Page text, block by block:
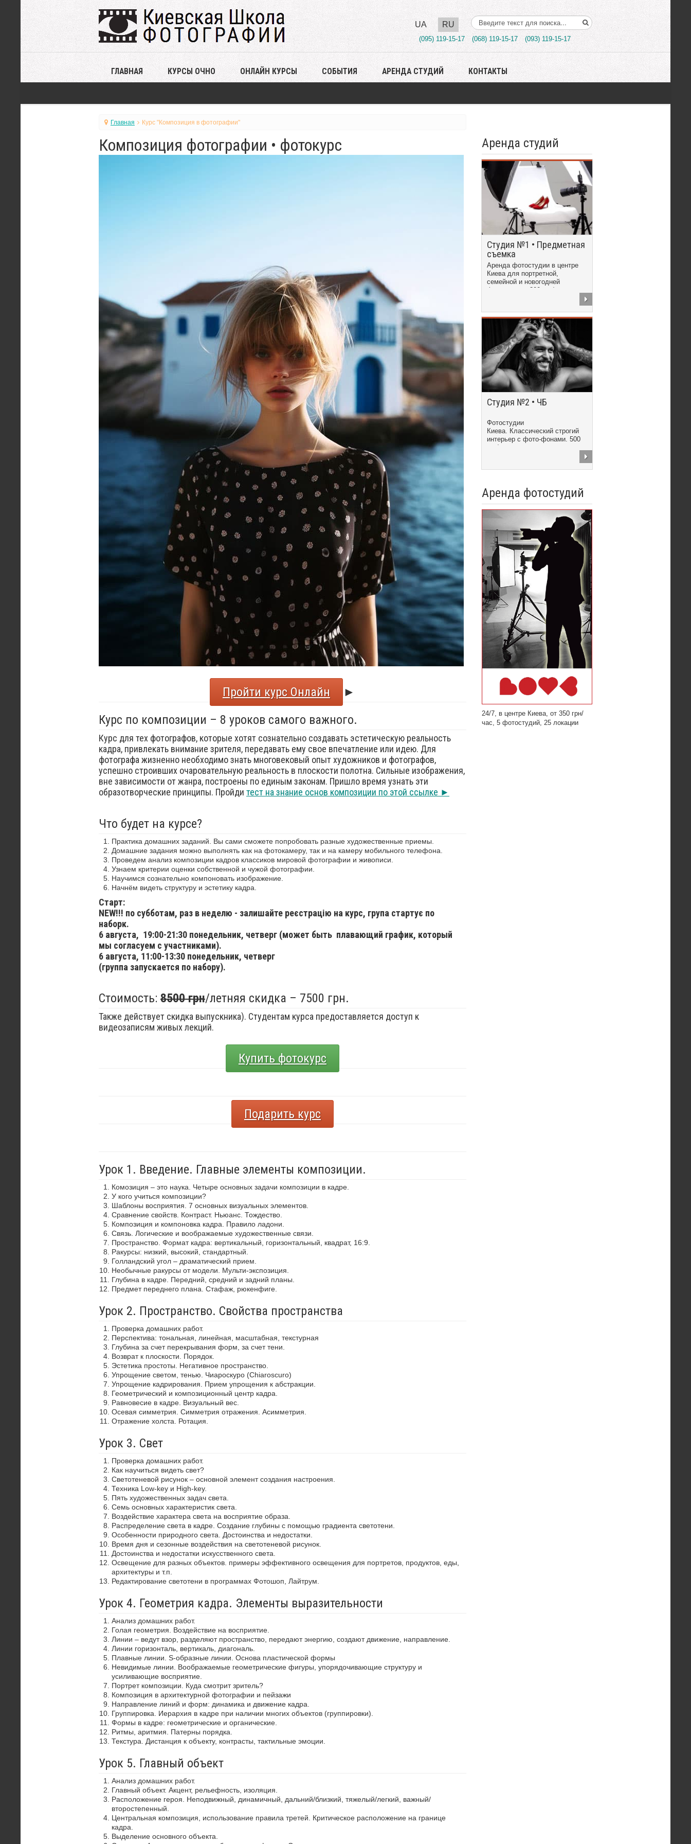
UA RU Поиск..
(095) 119-15-17 (068) 119-15-17 (093) 119-15-17
ГЛАВНАЯ КУРСЫ ОЧНО ОНЛАЙН КУРСЫ СОБЫТИЯ АРЕНДА СТУДИЙ КОНТАКТЫ
Главная Курс "Композиция в фотографии"
Композиция фотографии • фотокурс
Пройти курс Онлайн
►
Курс по композиции – 8 уроков самого важного.
Курс для тех фотографов, которые хотят сознательно создавать эстетическую реальность
кадра, привлекать внимание зрителя, передавать ему свое впечатление или идею. Для
фотографа жизненно необходимо знать многовековый опыт художников и фотографов,
успешно строивших очаровательную реальность в плоскости полотна. Сильные изображения,
вне зависимости от жанра, построены по единым законам. Пришло время узнать эти
образотворческие принципы. Пройди тест на знание основ композиции по этой ссылке ►
Что будет на курсе?
Практика домашних заданий. Вы сами сможете попробовать разные художественные приемы.
Домашние задания можно выполнять как на фотокамеру, так и на камеру мобильного телефона.
Проведем анализ композиции кадров классиков мировой фотографии и живописи.
Узнаем критерии оценки собственной и чужой фотографии.
Научимся сознательно компоновать изображение.
Начнём видеть структуру и эстетику кадра.
Старт:
NEW!!! по субботам, раз в неделю - залишайте реєстрацію на курс, група стартує по
наборк.
6 августа, 19:00-21:30 понедельник, четверг (может быть плавающий график, который
мы согласуем с участниками).
6 августа, 11:00-13:30 понедельник, четверг
(группа запускается по набору).
Стоимость: 8500 грн/летняя скидка – 7500 грн.
Также действует скидка выпускника). Студентам курса предоставляется доступ к
видеозаписям живых лекций.
Купить фотокурс
Подарить курс
Урок 1. Введение. Главные элементы композиции.
Комозиция – это наука. Четыре основных задачи композиции в кадре.
У кого учиться композиции?
Шаблоны восприятия. 7 основных визуальных элементов.
Сравнение свойств. Контраст. Ньюанс. Тождество.
Композиция и компоновка кадра. Правило ладони.
Связь. Логические и воображаемые художественные связи.
Пространство. Формат кадра: вертикальный, горизонтальный, квадрат, 16:9.
Ракурсы: низкий, высокий, стандартный.
Голландский угол – драматический прием.
Необычные ракурсы от модели. Мульти-экспозиция.
Глубина в кадре. Передний, средний и задний планы.
Предмет переднего плана. Стафаж, рюкенфиге.
Урок 2. Пространство. Свойства пространства
Проверка домашних работ.
Перспектива: тональная, линейная, масштабная, текстурная
Глубина за счет перекрывания форм, за счет тени.
Возврат к плоскости. Порядок.
Эстетика простоты. Негативное пространство.
Упрощение светом, тенью. Чиароскуро (Chiaroscuro)
Упрощение кадрирования. Прием упрощения к абстракции.
Геометрический и композиционный центр кадра.
Равновесие в кадре. Визуальный вес.
Осевая симметрия. Симметрия отражения. Асимметрия.
Отражение холста. Ротация.
Урок 3. Свет
Проверка домашних работ.
Как научиться видеть свет?
Светотеневой рисунок – основной элемент создания настроения.
Техника Low-key и High-key.
Пять художественных задач света.
Семь основных характеристик света.
Воздействие характера света на восприятие образа.
Распределение света в кадре. Создание глубины с помощью градиента светотени.
Особенности природного света. Достоинства и недостатки.
Время дня и сезонные воздействия на светотеневой рисунок.
Достоинства и недостатки искусственного света.
Освещение для разных объектов. примеры эффективного освещения для портретов, продуктов, еды,
архитектуры и т.п.
Редактирование светотени в программах Фотошоп, Лайтрум.
Урок 4. Геометрия кадра. Элементы выразительности
Анализ домашних работ.
Голая геометрия. Воздействие на восприятие.
Линии – ведут взор, разделяют пространство, передают энергию, создают движение, направление.
Линии горизонталь, вертикаль, диагональ.
Плавные линии. S-образные линии. Основа пластической формы
Невидимые линии. Воображаемые геометрические фигуры, упорядочивающие структуру и
усиливающие восприятие.
Портрет композиции. Куда смотрит зритель?
Композиция в архитектурной фотографии и пейзажи
Направление линий и форм: динамика и движение кадра.
Группировка. Иерархия в кадре при наличии многих объектов (группировки).
Формы в кадре: геометрические и органические.
Ритмы, аритмия. Патерны порядка.
Текстура. Дистанция к объекту, контрасты, тактильные эмоции.
Урок 5. Главный объект
Анализ домашних работ.
Главный объект. Акцент, рельефность, изоляция.
Расположение героя. Неподвижный, динамичный, дальний/близкий, тяжелый/легкий, важный/
второстепенный.
Центральная композиция, использование правила третей. Критическое расположение на границе
кадра.
Выделение основного объекта.
Аренда студий
Студия №1 • Предметная
съемка
Аренда фотостудии в центре
Киева для портретной,
семейной и новогодней
фотосъемки. 300 грн/час
Студия №2 • ЧБ
Фотостудии
Киева. Классический строгий
интерьер с фото-фонами. 500
грн/час
Аренда фотостудий
24/7, в центре Киева, от 350 грн/
час, 5 фотостудий, 25 локации